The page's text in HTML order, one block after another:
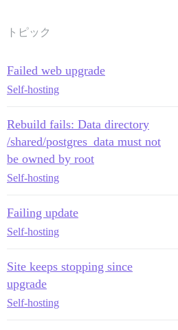
トピック
Failed web upgrade
Self-hosting
Rebuild fails: Data directory
/shared/postgres_data must not
be owned by root
Self-hosting
Failing update
Self-hosting
Site keeps stopping since
upgrade
Self-hosting